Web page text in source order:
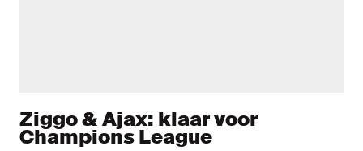
Ziggo & Ajax: klaar voor
Champions League